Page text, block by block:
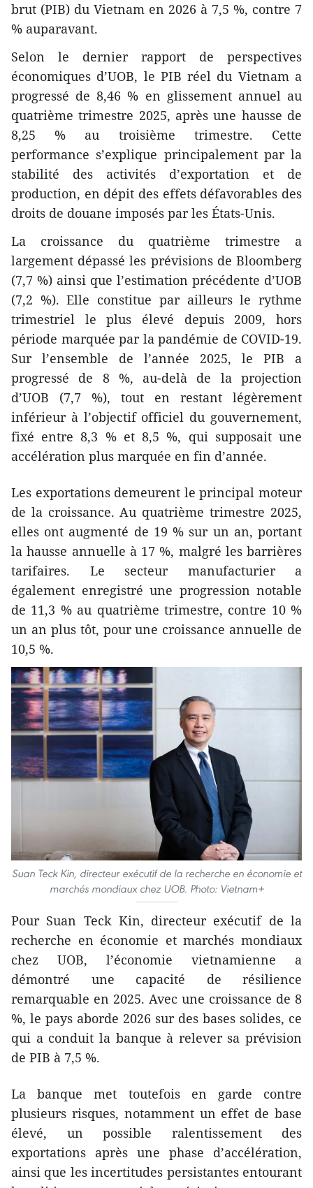
brut (PIB) du Vietnam en 2026 à 7,5 %, contre 7
% auparavant.
Selon le dernier rapport de perspectives
économiques d’UOB, le PIB réel du Vietnam a
progressé de 8,46 % en glissement annuel au
quatrième trimestre 2025, après une hausse de
8,25 % au troisième trimestre. Cette
performance s’explique principalement par la
stabilité des activités d’exportation et de
production, en dépit des effets défavorables des
droits de douane imposés par les États-Unis.
La croissance du quatrième trimestre a
largement dépassé les prévisions de Bloomberg
(7,7 %) ainsi que l’estimation précédente d’UOB
(7,2 %). Elle constitue par ailleurs le rythme
trimestriel le plus élevé depuis 2009, hors
période marquée par la pandémie de COVID-19.
Sur l’ensemble de l’année 2025, le PIB a
progressé de 8 %, au-delà de la projection
d’UOB (7,7 %), tout en restant légèrement
inférieur à l’objectif officiel du gouvernement,
fixé entre 8,3 % et 8,5 %, qui supposait une
accélération plus marquée en fin d’année.
Les exportations demeurent le principal moteur
de la croissance. Au quatrième trimestre 2025,
elles ont augmenté de 19 % sur un an, portant
la hausse annuelle à 17 %, malgré les barrières
tarifaires. Le secteur manufacturier a
également enregistré une progression notable
de 11,3 % au quatrième trimestre, contre 10 %
un an plus tôt, pour une croissance annuelle de
10,5 %.
Suan Teck Kin, directeur exécutif de la recherche en économie et
marchés mondiaux chez UOB. Photo: Vietnam+
Pour Suan Teck Kin, directeur exécutif de la
recherche en économie et marchés mondiaux
chez UOB, l’économie vietnamienne a
démontré une capacité de résilience
remarquable en 2025. Avec une croissance de 8
%, le pays aborde 2026 sur des bases solides, ce
qui a conduit la banque à relever sa prévision
de PIB à 7,5 %.
La banque met toutefois en garde contre
plusieurs risques, notamment un effet de base
élevé, un possible ralentissement des
exportations après une phase d’accélération,
ainsi que les incertitudes persistantes entourant